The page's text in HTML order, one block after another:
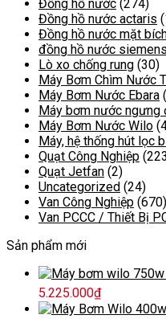
Đồng hồ nước (274)
Đồng hồ nước actaris
Đồng hồ nước mặt
đồng hồ nước siemens
Lò xo chống rung (30)
Máy Bơm Chìm Nước
Máy Bơm Nước Ebara
Máy bơm nước ngưng
Máy Bơm Nước Wilo
Máy, hệ thống hút lọc
Quạt Công Nghiệp
Quạt Jetfan (2)
Uncategorized (24)
Van Công Nghiệp (670)
Van PCCC / Thiết Bị
Sản phẩm mới
5.225.000₫